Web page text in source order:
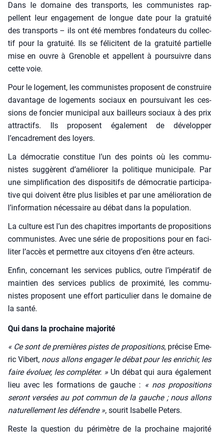
Dans le domaine des trans­ports, les com­mu­nistes rap­
pellent leur enga­ge­ment de longue date pour la gra­tui­té
des trans­ports – ils ont été membres fon­da­teurs du col­lec­
tif pour la gra­tui­té. Ils se féli­citent de la gra­tui­té par­tielle
mise en ouvre à Gre­noble et appellent à pour­suivre dans
cette voie.
Pour le loge­ment, les com­mu­nistes pro­posent de construire
davan­tage de loge­ments sociaux en pour­sui­vant les ces­
sions de fon­cier muni­ci­pal aux bailleurs sociaux à des prix
attrac­tifs. Ils pro­posent éga­le­ment de déve­lop­per
l’encadrement des loyers.
La démo­cra­tie consti­tue l’un des points où les com­mu­
nistes sug­gèrent d’améliorer la poli­tique muni­ci­pale. Par
une sim­pli­fi­ca­tion des dis­po­si­tifs de démo­cra­tie par­ti­ci­pa­
tive qui doivent être plus lisibles et par une amé­lio­ra­tion de
l’information néces­saire au débat dans la popu­la­tion.
La culture est l’un des cha­pitres impor­tants de pro­po­si­tions
com­mu­nistes. Avec une série de pro­po­si­tions pour en faci­
li­ter l’accès et per­mettre aux citoyens d’en être acteurs.
Enfin, concer­nant les ser­vices publics, outre l’impératif de
main­tien des ser­vices publics de proxi­mi­té, les com­mu­
nistes pro­posent une effort par­ti­cu­lier dans le domaine de
la san­té.
Qui dans la prochaine majorité
« Ce sont de pre­mières pistes de pro­po­si­tions, pré­cise Eme­
ric Vibert, nous allons enga­ger le débat pour les enri­chir, les
faire évo­luer, les com­plé­ter. » Un débat qui aura éga­le­ment
lieu avec les for­ma­tions de gauche : « nos pro­po­si­tions
seront ver­sées au pot com­mun de la gauche ; nous allons
natu­rel­le­ment les défendre », sou­rit Isa­belle Peters.
Reste la ques­tion du péri­mètre de la pro­chaine majo­ri­té